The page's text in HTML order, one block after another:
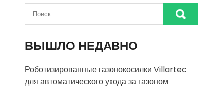
ВЫШЛО НЕДАВНО
Роботизированные газонокосилки Villartec
для автоматического ухода за газоном